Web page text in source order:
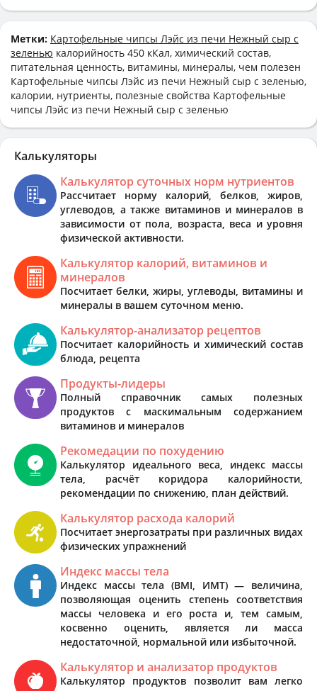
Метки: Картофельные чипсы Лэйс из печи Нежный сыр с
зеленью калорийность 450 кКал, химический состав,
питательная ценность, витамины, минералы, чем полезен
Картофельные чипсы Лэйс из печи Нежный сыр с зеленью,
калории, нутриенты, полезные свойства Картофельные
чипсы Лэйс из печи Нежный сыр с зеленью
Калькуляторы
Калькулятор суточных норм нутриентов
Рассчитает норму калорий, белков, жиров,
углеводов, а также витаминов и минералов в
зависимости от пола, возраста, веса и уровня
физической активности.
Калькулятор калорий, витаминов и
минералов
Посчитает белки, жиры, углеводы, витамины и
минералы в вашем суточном меню.
Калькулятор-анализатор рецептов
Посчитает калорийность и химический состав
блюда, рецепта
Продукты-лидеры
Полный справочник самых полезных
продуктов с маскимальным содержанием
витаминов и минералов
Рекомедации по похудению
Калькулятор идеального веса, индекс массы
тела, расчёт коридора калорийности,
рекомендации по снижению, план действий.
Калькулятор расхода калорий
Посчитает энергозатраты при различных видах
физических упражнений
Индекс массы тела
Индекс массы тела (BMI, ИМТ) — величина,
позволяющая оценить степень соответствия
массы человека и его роста и, тем самым,
косвенно оценить, является ли масса
недостаточной, нормальной или избыточной.
Калькулятор и анализатор продуктов
Калькулятор продуктов позволит вам легко